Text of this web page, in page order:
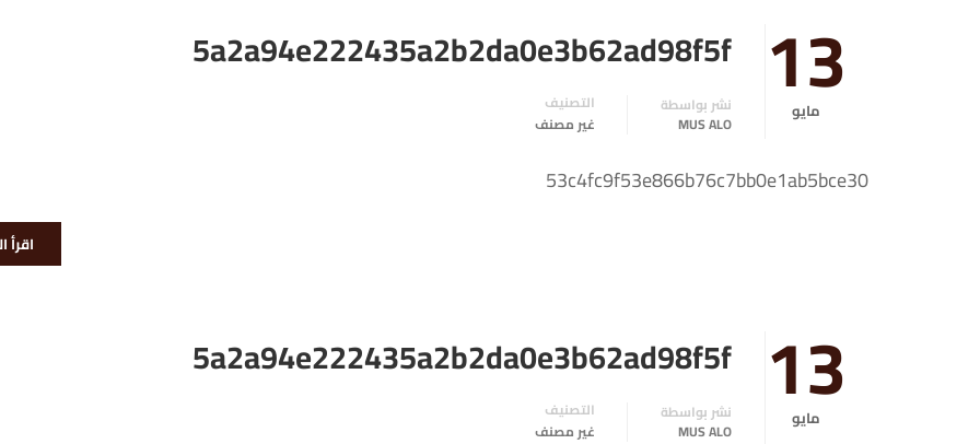
13
مايو
5a2a94e222435a2b2da0e3b62ad98f5f
نشر بواسطة
MUS ALO
التصنيف
غير مصنف
53c4fc9f53e866b76c7bb0e1ab5bce30
اقرأ
13
مايو
5a2a94e222435a2b2da0e3b62ad98f5f
نشر بواسطة
MUS ALO
التصنيف
غير مصنف